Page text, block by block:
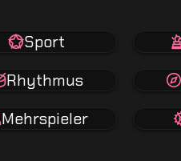
Sport
Rhythmus
Mehrspieler